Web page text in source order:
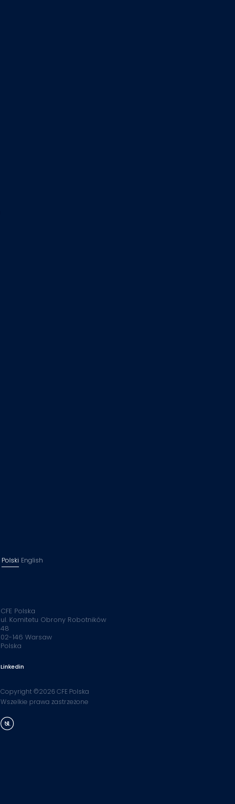
Polski English
CFE Polska
ul. Komitetu Obrony Robotników
48
02-146 Warsaw
Polska
Linkedin
Copyright ©2026 CFE Polska
Wszelkie prawa zastrzeżone